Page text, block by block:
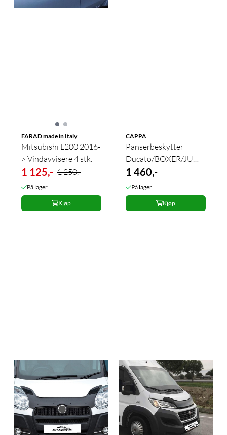
FARAD made in Italy
Mitsubishi L200 2016-
> Vindavvisere 4 stk.
1 125,- 1 250,-
På lager
Kjøp
CAPPA
Panserbeskytter
Ducato/BOXER/JUMPER
2006-2014
1 460,-
På lager
Kjøp